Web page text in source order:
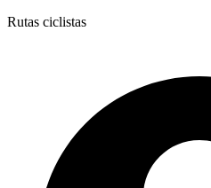
Rutas ciclistas